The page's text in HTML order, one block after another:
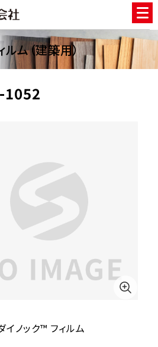
ム（建築用）
1052
イノック™ フィルム